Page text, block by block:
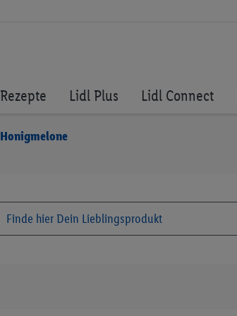
Rezepte Lidl Plus Lidl Connect
Honigmelone